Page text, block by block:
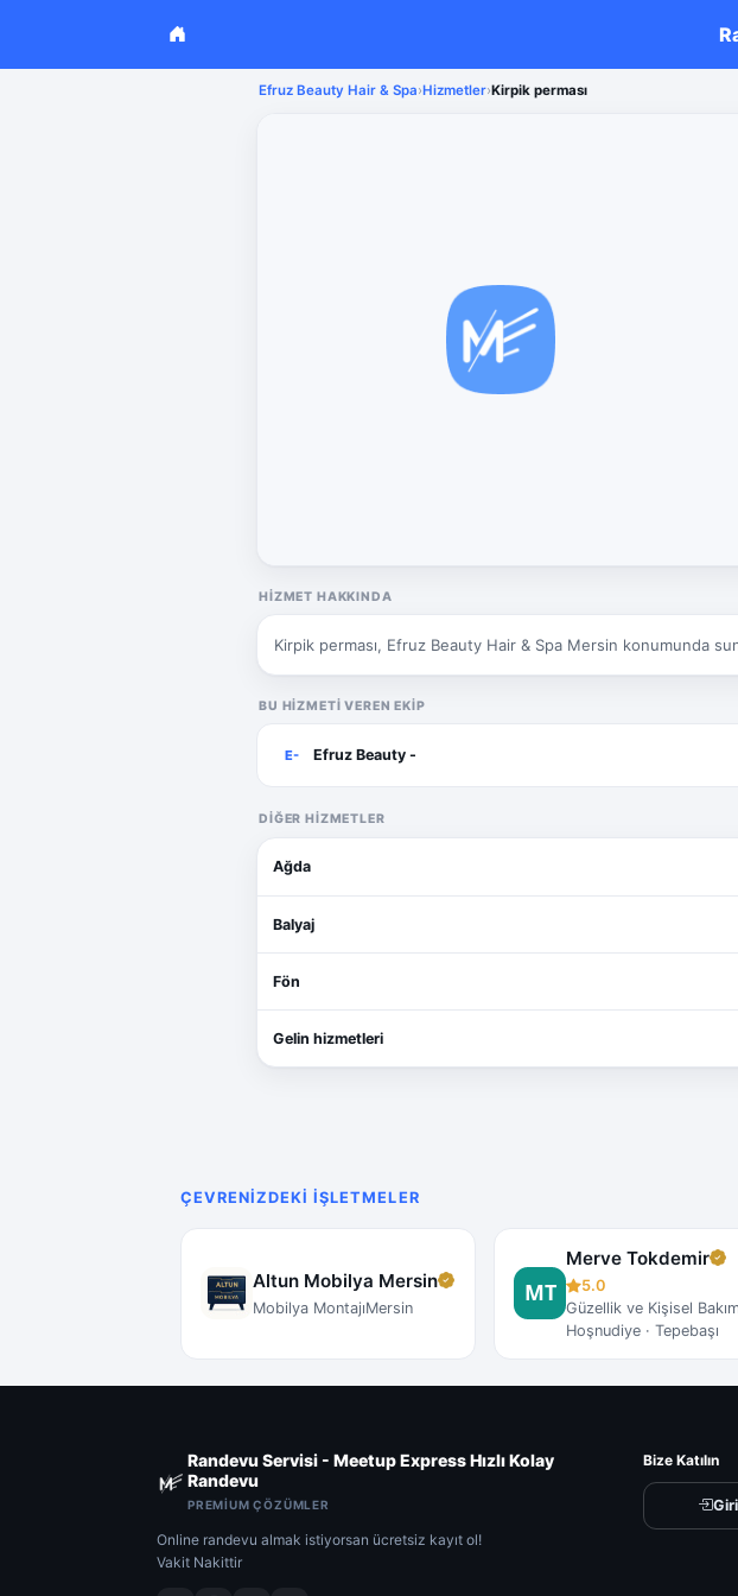
Efruz Beauty Hair & Spa›Hizmetler›Kirpik perması
HIZMET HAKKINDA
Kirpik perması, Efruz Beauty Hair & Spa Mersin konumunda
BU HIZMETI VEREN EKIP
E- Efruz Beauty -
DIĞER HIZMETLER
Ağda
Balyaj
Fön
Gelin hizmetleri
ÇEVRENIZDEKI İŞLETMELER
Altun Mobilya Mersin
Mobilya MontajıMersin
Merve Tokdemir
5.0
Güzellik ve Kişisel Bakım
Hoşnudiye · Tepebaşı
Randevu Servisi - Meetup Express Hızlı Kolay
Randevu
PREMIUM ÇÖZÜMLER
Online randevu almak istiyorsan ücretsiz kayıt ol!
Vakit Nakittir
Bize Katılın